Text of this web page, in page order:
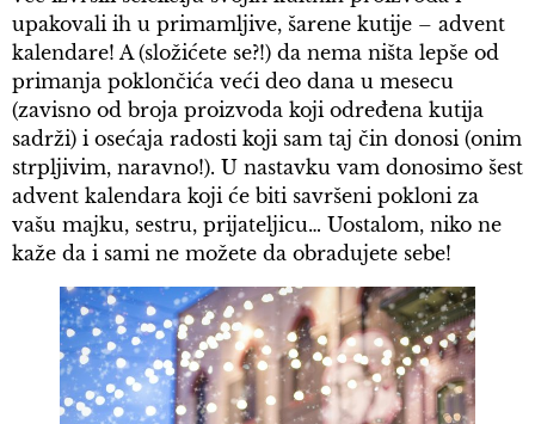
upakovali ih u primamljive, šarene kutije – advent
kalendare! A (složićete se?!) da nema ništa lepše od
primanja poklončića veći deo dana u mesecu
(zavisno od broja proizvoda koji određena kutija
sadrži) i osećaja radosti koji sam taj čin donosi (onim
strpljivim, naravno!). U nastavku vam donosimo šest
advent kalendara koji će biti savršeni pokloni za
vašu majku, sestru, prijateljicu… Uostalom, niko ne
kaže da i sami ne možete da obradujete sebe!